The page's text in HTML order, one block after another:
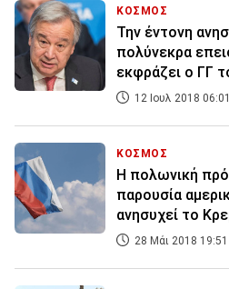
ΚΟΣΜΟΣ
Την έντονη
πολύνεκρα
εκφράζει ο ΓΓ
12 Ιουλ 2018 06:01
ΚΟΣΜΟΣ
Η πολωνική
παρουσία
ανησυχεί το
28 Μάι 2018 19:51